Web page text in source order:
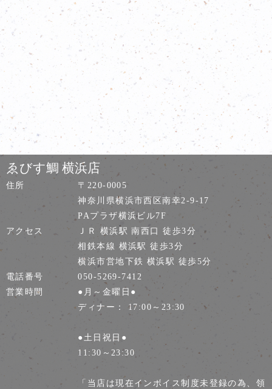
ゑびす鯛 横浜店
住所
〒220-0005
神奈川県横浜市西区南幸2-9-17
PAプラザ横浜ビル7F
アクセス
ＪＲ 横浜駅 南西口 徒歩3分
相鉄本線 横浜駅 徒歩3分
横浜市営地下鉄 横浜駅 徒歩5分
電話番号
050-5269-7412
営業時間
●月～金曜日●
ディナー： 17:00～23:30
●土日祝日●
11:30～23:30
「当店は現在インボイス制度未登録の為、領